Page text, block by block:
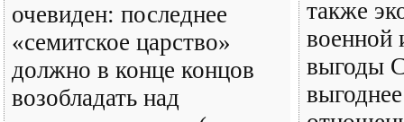
очевиден: последнее
«семитское царство»
должно в конце концов
возобладать над
также
военной
выгоды